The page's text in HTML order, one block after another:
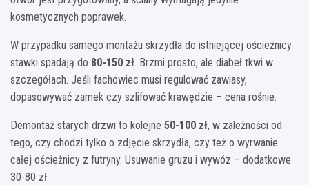
kosmetycznych poprawek.
W przypadku samego montażu skrzydła do istniejącej ościeżnicy
stawki spadają do 80-150 zł. Brzmi prosto, ale diabeł tkwi w
szczegółach. Jeśli fachowiec musi regulować zawiasy,
dopasowywać zamek czy szlifować krawędzie – cena rośnie.
Demontaż starych drzwi to kolejne 50-100 zł, w zależności od
tego, czy chodzi tylko o zdjęcie skrzydła, czy też o wyrwanie
całej ościeżnicy z futryny. Usuwanie gruzu i wywóz – dodatkowe
30-80 zł.